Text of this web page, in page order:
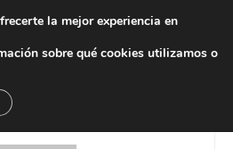
por Redacción
la mejor experiencia en
sobre qué cookies utilizamos o